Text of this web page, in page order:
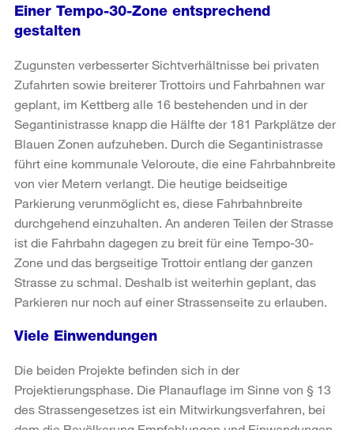
Einer Tempo-30-Zone entsprechend
gestalten
Zugunsten verbesserter Sichtverhältnisse bei privaten
Zufahrten sowie breiterer Trottoirs und Fahrbahnen war
geplant, im Kettberg alle 16 bestehenden und in der
Segantinistrasse knapp die Hälfte der 181 Parkplätze der
Blauen Zonen aufzuheben. Durch die Segantinistrasse
führt eine kommunale Veloroute, die eine Fahrbahnbreite
von vier Metern verlangt. Die heutige beidseitige
Parkierung verunmöglicht es, diese Fahrbahnbreite
durchgehend einzuhalten. An anderen Teilen der Strasse
ist die Fahrbahn dagegen zu breit für eine Tempo-30-
Zone und das bergseitige Trottoir entlang der ganzen
Strasse zu schmal. Deshalb ist weiterhin geplant, das
Parkieren nur noch auf einer Strassenseite zu erlauben.
Viele Einwendungen
Die beiden Projekte befinden sich in der
Projektierungsphase. Die Planauflage im Sinne von § 13
des Strassengesetzes ist ein Mitwirkungsverfahren, bei